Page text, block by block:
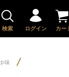
検索 ログイン カー
味